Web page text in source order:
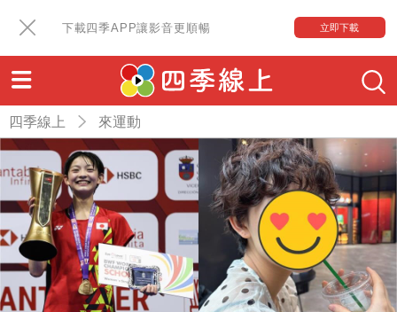
下載四季APP讓影音更順暢 立即下載
四季線上 來運動